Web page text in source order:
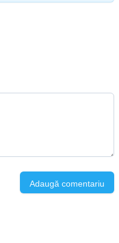
Adaugă comentariu